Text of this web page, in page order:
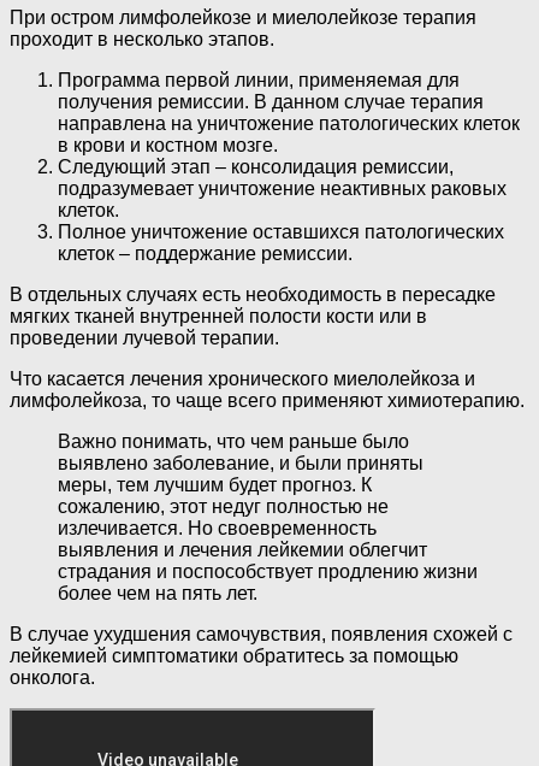
При остром лимфолейкозе и миелолейкозе терапия
проходит в несколько этапов.
Программа первой линии, применяемая для
получения ремиссии. В данном случае терапия
направлена на уничтожение патологических клеток
в крови и костном мозге.
Следующий этап – консолидация ремиссии,
подразумевает уничтожение неактивных раковых
клеток.
Полное уничтожение оставшихся патологических
клеток – поддержание ремиссии.
В отдельных случаях есть необходимость в пересадке
мягких тканей внутренней полости кости или в
проведении лучевой терапии.
Что касается лечения хронического миелолейкоза и
лимфолейкоза, то чаще всего применяют химиотерапию.
Важно понимать, что чем раньше было
выявлено заболевание, и были приняты
меры, тем лучшим будет прогноз. К
сожалению, этот недуг полностью не
излечивается. Но своевременность
выявления и лечения лейкемии облегчит
страдания и поспособствует продлению жизни
более чем на пять лет.
В случае ухудшения самочувствия, появления схожей с
лейкемией симптоматики обратитесь за помощью
онколога.